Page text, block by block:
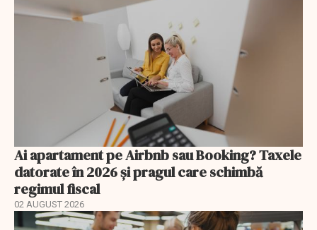
Ai apartament pe Airbnb sau Booking? Taxele
datorate în 2026 și pragul care schimbă
regimul fiscal
02 AUGUST 2026